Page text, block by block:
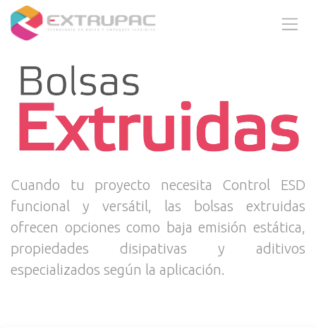
Ir al contenido
Cuando tu proyecto necesita Control ESD
funcional y versátil, las bolsas extruidas
ofrecen opciones como baja emisión estática,
propiedades disipativas y aditivos
especializados según la aplicación.